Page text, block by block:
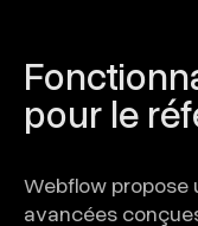
pour le
Webflow propose
avancées